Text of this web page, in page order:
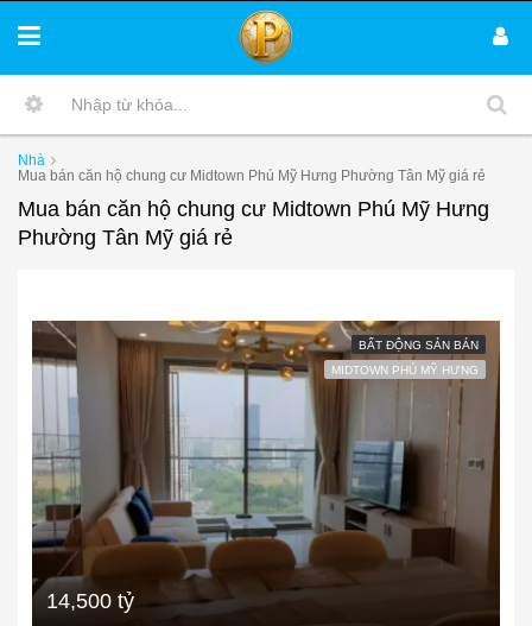
Nhà
Mua bán căn hộ chung cư Midtown Phú Mỹ Hưng Phường Tân Mỹ giá rẻ
Mua bán căn hộ chung cư Midtown Phú Mỹ Hưng
Phường Tân Mỹ giá rẻ
BẤT ĐỘNG SẢN BÁN
MIDTOWN PHÚ MỸ HƯNG
14,500 tỷ